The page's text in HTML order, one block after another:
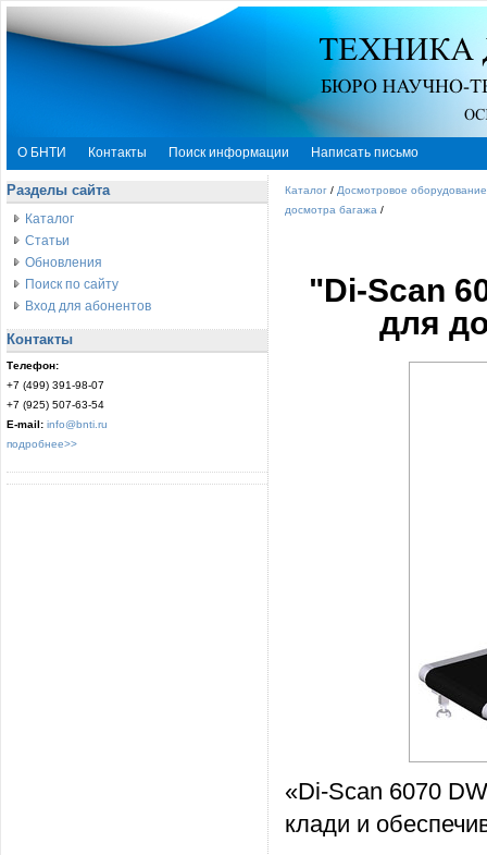
О БНТИ Контакты Поиск информации Написать письмо
Разделы сайта
Каталог
Статьи
Обновления
Поиск по сайту
Вход для абонентов
Контакты
Телефон:
+7 (499) 391-98-07
+7 (925) 507-63-54
E-mail: info@bnti.ru
подробнее>>
Каталог / Досмотровое оборудование
досмотра багажа /
"Di-Scan
для
«Di-Scan 6070 DW
клади и